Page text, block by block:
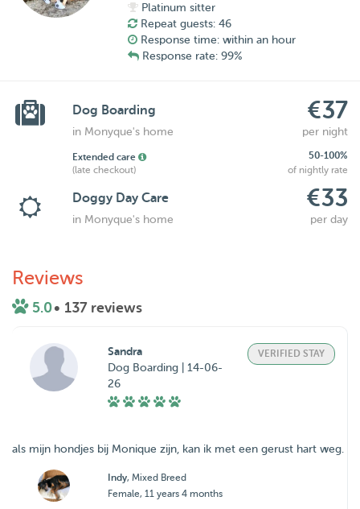
Platinum sitter
Repeat guests: 46
Response time: within an hour
Response rate: 99%
Dog Boarding €37
in Monyque's home per night
Extended care
50-100%
(late checkout)
of nightly rate
Doggy Day Care €33
in Monyque's home per day
Reviews
5.0• 137 reviews
Sandra
Dog Boarding | 14-06-
26
VERIFIED STAY
als mijn hondjes bij Monique zijn, kan ik met een gerust hart weg.
Indy, Mixed Breed
Female, 11 years 4 months